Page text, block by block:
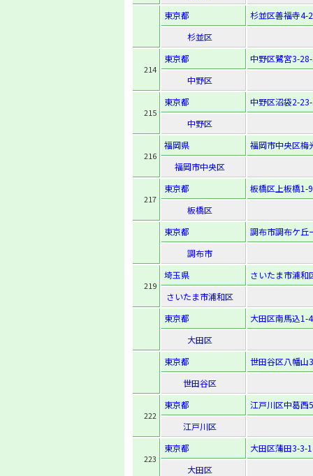
東京都
杉並区善福寺4-
杉並区
214
東京都
中野区鷺宮3-
中野区
215
東京都
中野区沼袋2-
中野区
216
福岡県
福岡市中央区梅
福岡市中央区
217
東京都
板橋区上板橋1-
板橋区
東京都
調布市調布ケ丘
調布市
219
埼玉県
さいたま市浦和
さいたま市浦和区
東京都
大田区南馬込1-
大田区
東京都
世田谷区八幡山
世田谷区
222
東京都
江戸川区中葛西
江戸川区
223
東京都
大田区蒲田3-3-
大田区